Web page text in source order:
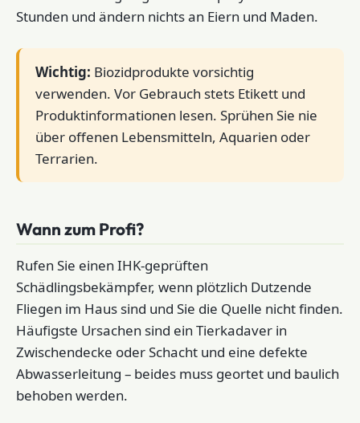
Stunden und ändern nichts an Eiern und Maden.
Wichtig: Biozidprodukte vorsichtig
verwenden. Vor Gebrauch stets Etikett und
Produktinformationen lesen. Sprühen Sie nie
über offenen Lebensmitteln, Aquarien oder
Terrarien.
Wann zum Profi?
Rufen Sie einen IHK-geprüften
Schädlingsbekämpfer, wenn plötzlich Dutzende
Fliegen im Haus sind und Sie die Quelle nicht finden.
Häufigste Ursachen sind ein Tierkadaver in
Zwischendecke oder Schacht und eine defekte
Abwasserleitung – beides muss geortet und baulich
behoben werden.